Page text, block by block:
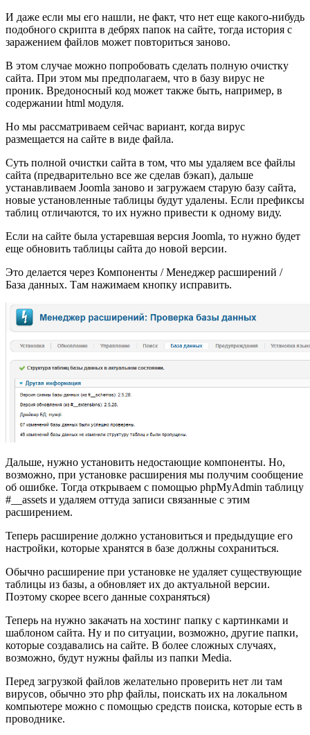
И даже если мы его нашли, не факт, что нет еще какого-нибудь
подобного скрипта в дебрях папок на сайте, тогда история с
заражением файлов может повториться заново.
В этом случае можно попробовать сделать полную очистку
сайта. При этом мы предполагаем, что в базу вирус не
проник. Вредоносный код может также быть, например, в
содержании html модуля.
Но мы рассматриваем сейчас вариант, когда вирус
размещается на сайте в виде файла.
Суть полной очистки сайта в том, что мы удаляем все файлы
сайта (предварительно все же сделав бэкап), дальше
устанавливаем Joomla заново и загружаем старую базу сайта,
новые установленные таблицы будут удалены. Если префиксы
таблиц отличаются, то их нужно привести к одному виду.
Если на сайте была устаревшая версия Joomla, то нужно будет
еще обновить таблицы сайта до новой версии.
Это делается через Компоненты / Менеджер расширений /
База данных. Там нажимаем кнопку исправить.
Дальше, нужно установить недостающие компоненты. Но,
возможно, при установке расширения мы получим сообщение
об ошибке. Тогда открываем с помощью phpMyAdmin таблицу
#__assets и удаляем оттуда записи связанные с этим
расширением.
Теперь расширение должно установиться и предыдущие его
настройки, которые хранятся в базе должны сохраниться.
Обычно расширение при установке не удаляет существующие
таблицы из базы, а обновляет их до актуальной версии.
Поэтому скорее всего данные сохраняться)
Теперь на нужно закачать на хостинг папку с картинками и
шаблоном сайта. Ну и по ситуации, возможно, другие папки,
которые создавались на сайте. В более сложных случаях,
возможно, будут нужны файлы из папки Media.
Перед загрузкой файлов желательно проверить нет ли там
вирусов, обычно это php файлы, поискать их на локальном
компьютере можно с помощью средств поиска, которые есть в
проводнике.